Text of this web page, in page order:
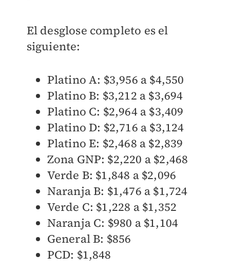
El desglose completo es el
siguiente:
Platino A: $3,956 a $4,550
Platino B: $3,212 a $3,694
Platino C: $2,964 a $3,409
Platino D: $2,716 a $3,124
Platino E: $2,468 a $2,839
Zona GNP: $2,220 a $2,468
Verde B: $1,848 a $2,096
Naranja B: $1,476 a $1,724
Verde C: $1,228 a $1,352
Naranja C: $980 a $1,104
General B: $856
PCD: $1,848